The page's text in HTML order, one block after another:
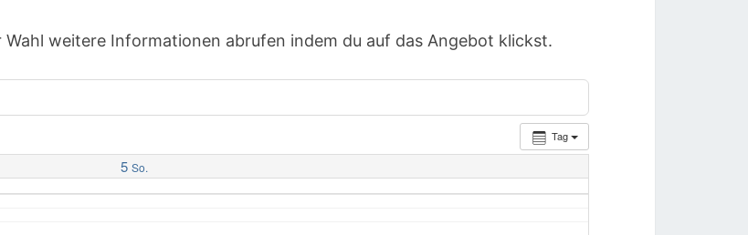
weitere Informationen abrufen indem du auf das Angebot klickst.
Tag
5 So.